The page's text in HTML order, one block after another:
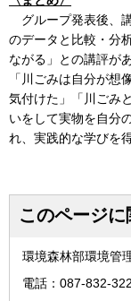
グループ発表後、
のデータと比較・分
ながる」との講評が
「川ごみは自分が想
気付けた」「川ごみ
いをして実物を自分
れ、実践的な学びを
このページ
環境森林部環境管
電話：087-832-